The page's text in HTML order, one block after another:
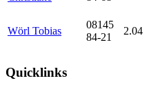
Wörl Tobias
08145
84-21
2.04
Quicklinks